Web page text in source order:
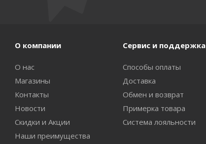
О компании
О нас
Магазины
Контакты
Новости
Скидки и Акции
Наши преимущества
Сервис и поддержка
Способы оплаты
Доставка
Обмен и возврат
Примерка товара
Система лояльности